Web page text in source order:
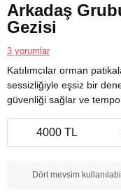
Arkadaş
Gezisi
3 yorumlar
Katılımcılar orman
sessizliğiyle eşsiz bir
güvenliği sağlar ve
4000 TL
Dört mevsim